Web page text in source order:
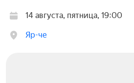
14 августа, пятница, 19:00
Яр-че